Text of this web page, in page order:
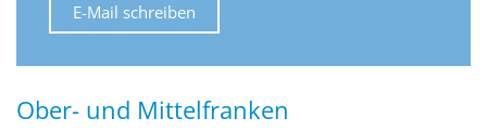
E-Mail schreiben
Ober- und Mittelfranken